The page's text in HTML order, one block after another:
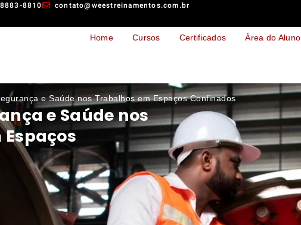
8810 contato@weestreinamentos.com.br
Home Cursos Certificados Área do Aluno
e Saúde nos Trabalhos em Espaços Confinados
e Saúde nos